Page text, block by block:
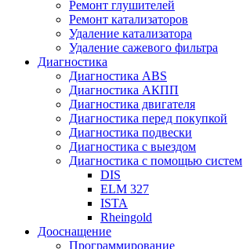
Ремонт глушителей
Ремонт катализаторов
Удаление катализатора
Удаление сажевого фильтра
Диагностика
Диагностика ABS
Диагностика АКПП
Диагностика двигателя
Диагностика перед покупкой
Диагностика подвески
Диагностика с выездом
Диагностика с помощью систем
DIS
ELM 327
ISTA
Rheingold
Дооснащение
Программирование